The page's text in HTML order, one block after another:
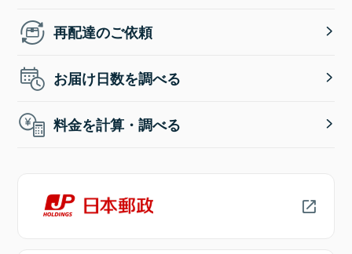
再配達のご依頼
お届け日数を調べる
料金を計算・調べる